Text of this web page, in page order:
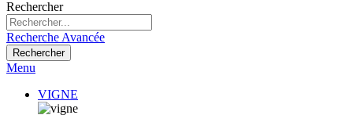
Rechercher
Recherche Avancée
Rechercher
Menu
VIGNE